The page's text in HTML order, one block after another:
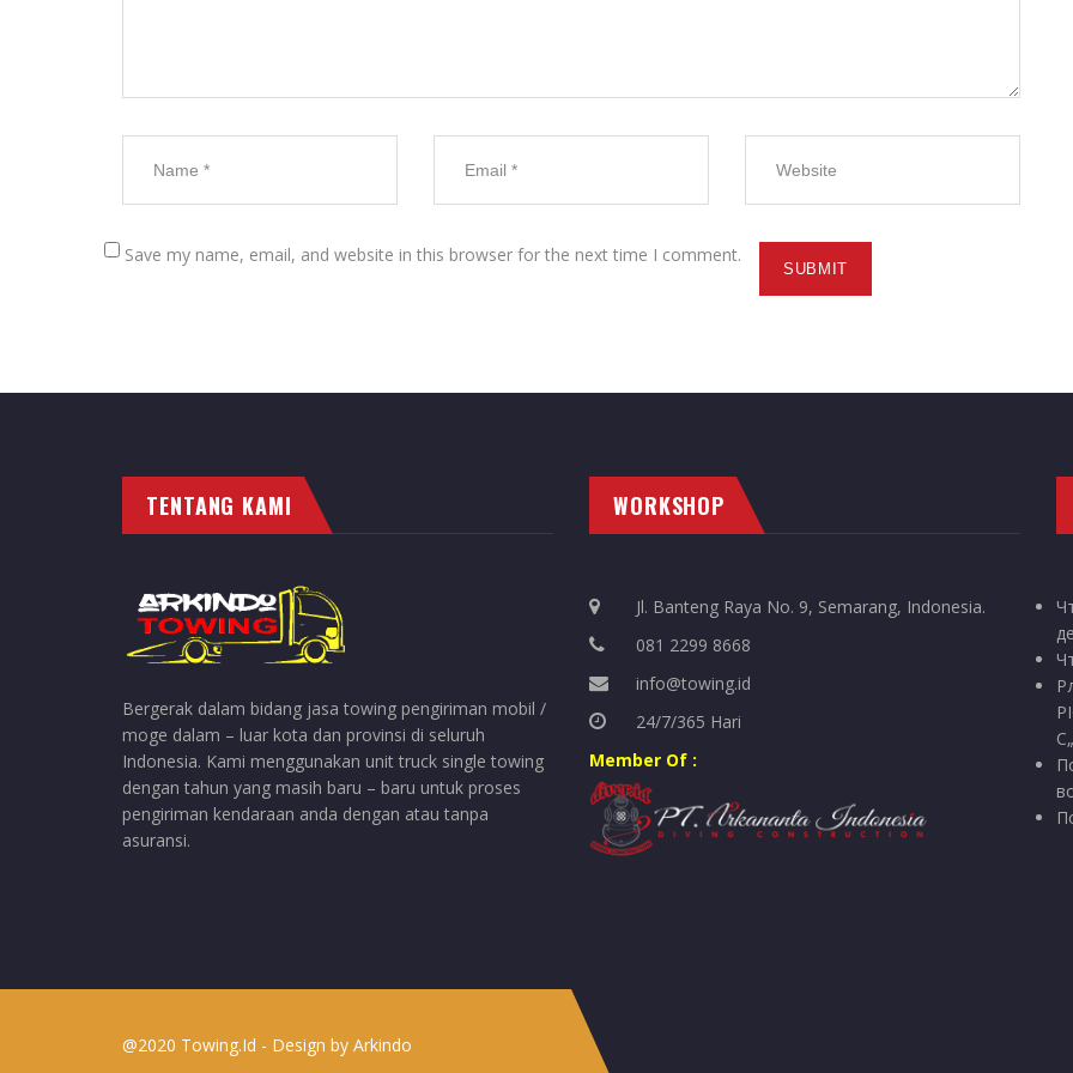
Save my name, email, and website in this browser for the next time I comment.
TENTANG KAMI
Bergerak dalam bidang jasa towing pengiriman mobil /
moge dalam – luar kota dan provinsi di seluruh
Indonesia. Kami menggunakan unit truck single towing
dengan tahun yang masih baru – baru untuk proses
pengiriman kendaraan anda dengan atau tanpa
asuransi.
WORKSHOP
Jl. Banteng Raya No. 9, Semarang, Indonesia.
081 2299 8668
info@towing.id
24/7/365 Hari
Member Of :
@2020 Towing.Id - Design by Arkindo